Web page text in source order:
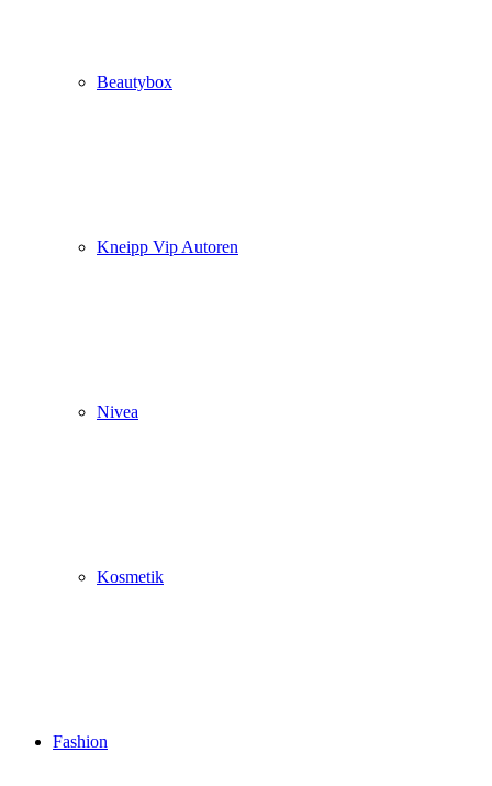
Beautybox
Kneipp Vip Autoren
Nivea
Kosmetik
Fashion